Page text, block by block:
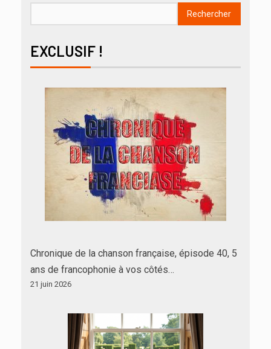
Rechercher
EXCLUSIF !
Chronique de la chanson française, épisode 40, 5
ans de francophonie à vos côtés…
21 juin 2026